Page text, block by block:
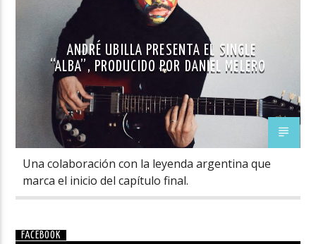
ANDRÉ UBILLA PRESENTA EL SINGLE
“ALBA”, PRODUCIDO POR DANIEL MELERO
Una colaboración con la leyenda argentina que
marca el inicio del capítulo final.
FACEBOOK